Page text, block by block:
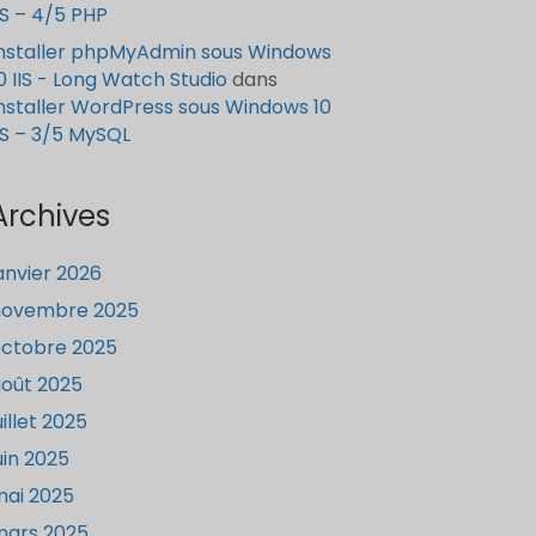
– 4/5 PHP
phpMyAdmin sous Windows
IIS - Long Watch Studio dans
WordPress sous Windows 10
– 3/5 MySQL
2026
2025
2025
2025
2025
2025
2025